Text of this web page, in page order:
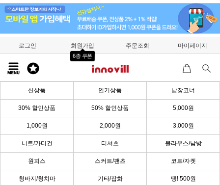
로그인 회원가입
6종 쿠폰
주문조회 마이페이지
신상품 인기상품 낱장코너
30% 할인상품 50% 할인상품 5,000원
1,000원 2,000원 3,000원
니트/가디건 티셔츠 블라우스/남방
원피스 스커트/팬츠 코트/자켓
청바지/청치마 기타/잡화 땡! 500원